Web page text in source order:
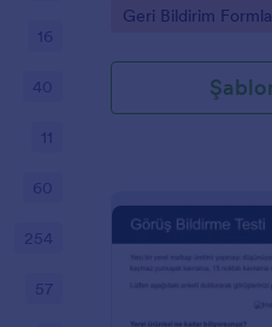
Go to Category:
Geri Bildirim
16
40
11
60
254
57